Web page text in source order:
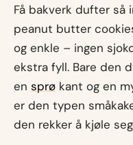
Få bakverk dufter så
peanut butter
og enkle – ingen
ekstra fyll. Bare den
en sprø kant og en
er den typen
den rekker å kjøle